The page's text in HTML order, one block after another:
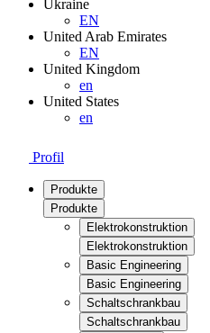
Ukraine
EN
United Arab Emirates
EN
United Kingdom
en
United States
en
Profil
Produkte
Produkte
Elektrokonstruktion
Elektrokonstruktion
Basic Engineering
Basic Engineering
Schaltschrankbau
Schaltschrankbau